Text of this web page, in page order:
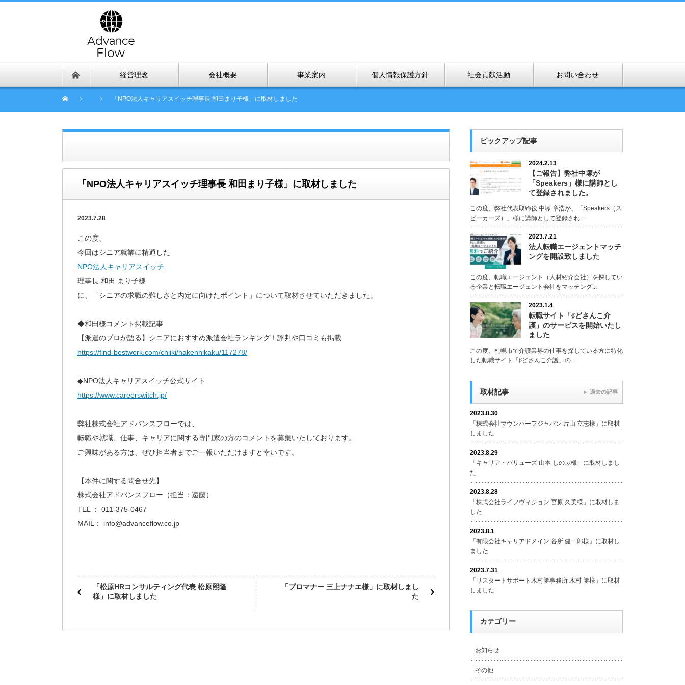
経営理念 会社概要 事業案内 個人情報保護方針 社会貢献活動 お問い合わせ
「NPO法人キャリアスイッチ理事長 和田まり子様」に取材しました
「NPO法人キャリアスイッチ理事長 和田まり子様」に取材しました
2023.7.28
この度、
今回はシニア就業に精通した
NPO法人キャリアスイッチ
理事長 和田 まり子様
に、「シニアの求職の難しさと内定に向けたポイント」について取材させていただきました。
◆和田様コメント掲載記事
【派遣のプロが語る】シニアにおすすめ派遣会社ランキング！評判や口コミも掲載
https://find-bestwork.com/chiiki/hakenhikaku/117278/
◆NPO法人キャリアスイッチ公式サイト
https://www.careerswitch.jp/
弊社株式会社アドバンスフローでは、
転職や就職、仕事、キャリアに関する専門家の方のコメントを募集いたしております。
ご興味がある方は、ぜひ担当者までご一報いただけますと幸いです。
【本件に関する問合せ先】
株式会社アドバンスフロー（担当：遠藤）
TEL ： 011-375-0467
MAIL： info@advanceflow.co.jp
「松原HRコンサルティング代表 松原熙隆
様」に取材しました
「プロマナー 三上ナナエ様」に取材しまし
た
ピックアップ記事
2024.2.13
【ご報告】弊社中塚が
「Speakers」様に講師とし
て登録されました。
この度、弊社代表取締役 中塚 章浩が、「Speakers（ス
ピーカーズ）」様に講師として登録され...
2023.7.21
法人転職エージェントマッチ
ングを開設致しました
この度、転職エージェント（人材紹介会社）を探してい
る企業と転職エージェント会社をマッチング...
2023.1.4
転職サイト「♯どさんこ介
護」のサービスを開始いたし
ました
この度、札幌市で介護業界の仕事を探している方に特化
した転職サイト「♯どさんこ介護」の...
取材記事
2023.8.30
「株式会社マウンハーフジャパン 片山 立志様」に取材
しました
2023.8.29
「キャリア・バリューズ 山本 しのぶ様」に取材しまし
た
2023.8.28
「株式会社ライフヴィジョン 宮原 久美様」に取材しま
した
2023.8.1
「有限会社キャリアドメイン 谷所 健一郎様」に取材し
ました
2023.7.31
「リスタートサポート木村勝事務所 木村 勝様」に取材
しました
過去の記事
カテゴリー
お知らせ
その他